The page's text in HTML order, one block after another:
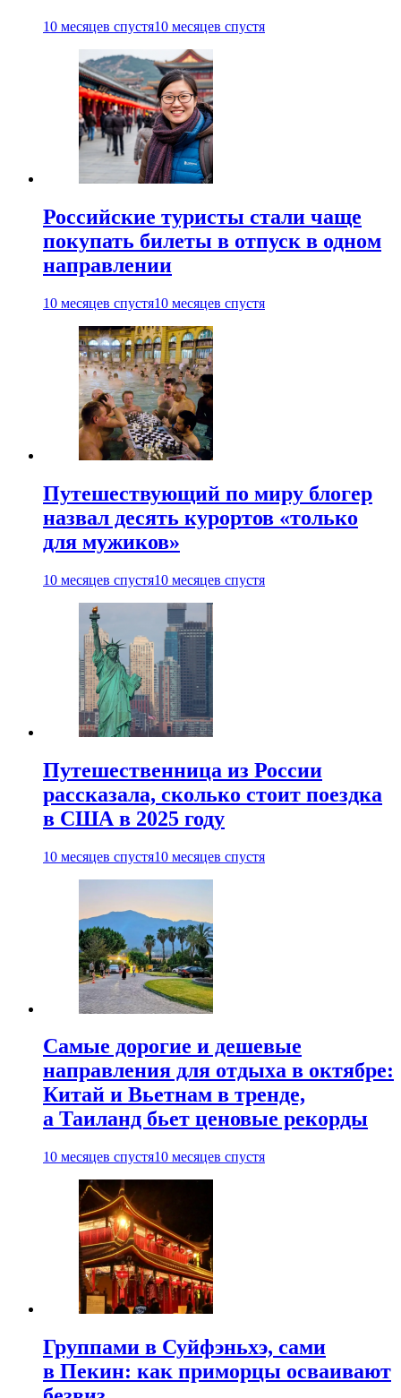
10 месяцев спустя10 месяцев спустя
Российские туристы стали чаще
покупать билеты в отпуск в одном
направлении
10 месяцев спустя10 месяцев спустя
Путешествующий по миру блогер
назвал десять курортов «только
для мужиков»
10 месяцев спустя10 месяцев спустя
Путешественница из России
рассказала, сколько стоит поездка
в США в 2025 году
10 месяцев спустя10 месяцев спустя
Самые дорогие и дешевые
направления для отдыха в октябре:
Китай и Вьетнам в тренде,
а Таиланд бьет ценовые рекорды
10 месяцев спустя10 месяцев спустя
Группами в Суйфэньхэ, сами
в Пекин: как приморцы осваивают